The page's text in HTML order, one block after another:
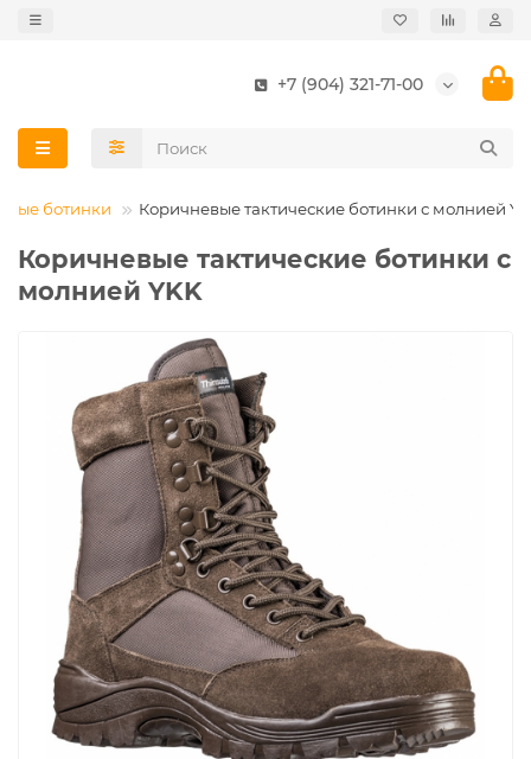
+7 (904) 321-71-00
ботинки Коричневые тактические ботинки с молнией
Коричневые тактические ботинки с
молнией YKK